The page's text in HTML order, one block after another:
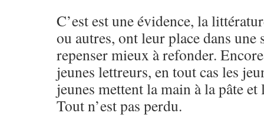
C’est est une évidence, la
ou autres, ont leur place dans une
repenser mieux à refonder.
jeunes lettreurs, en tout cas les
jeunes mettent la main à la pâte et
Tout n’est pas perdu.